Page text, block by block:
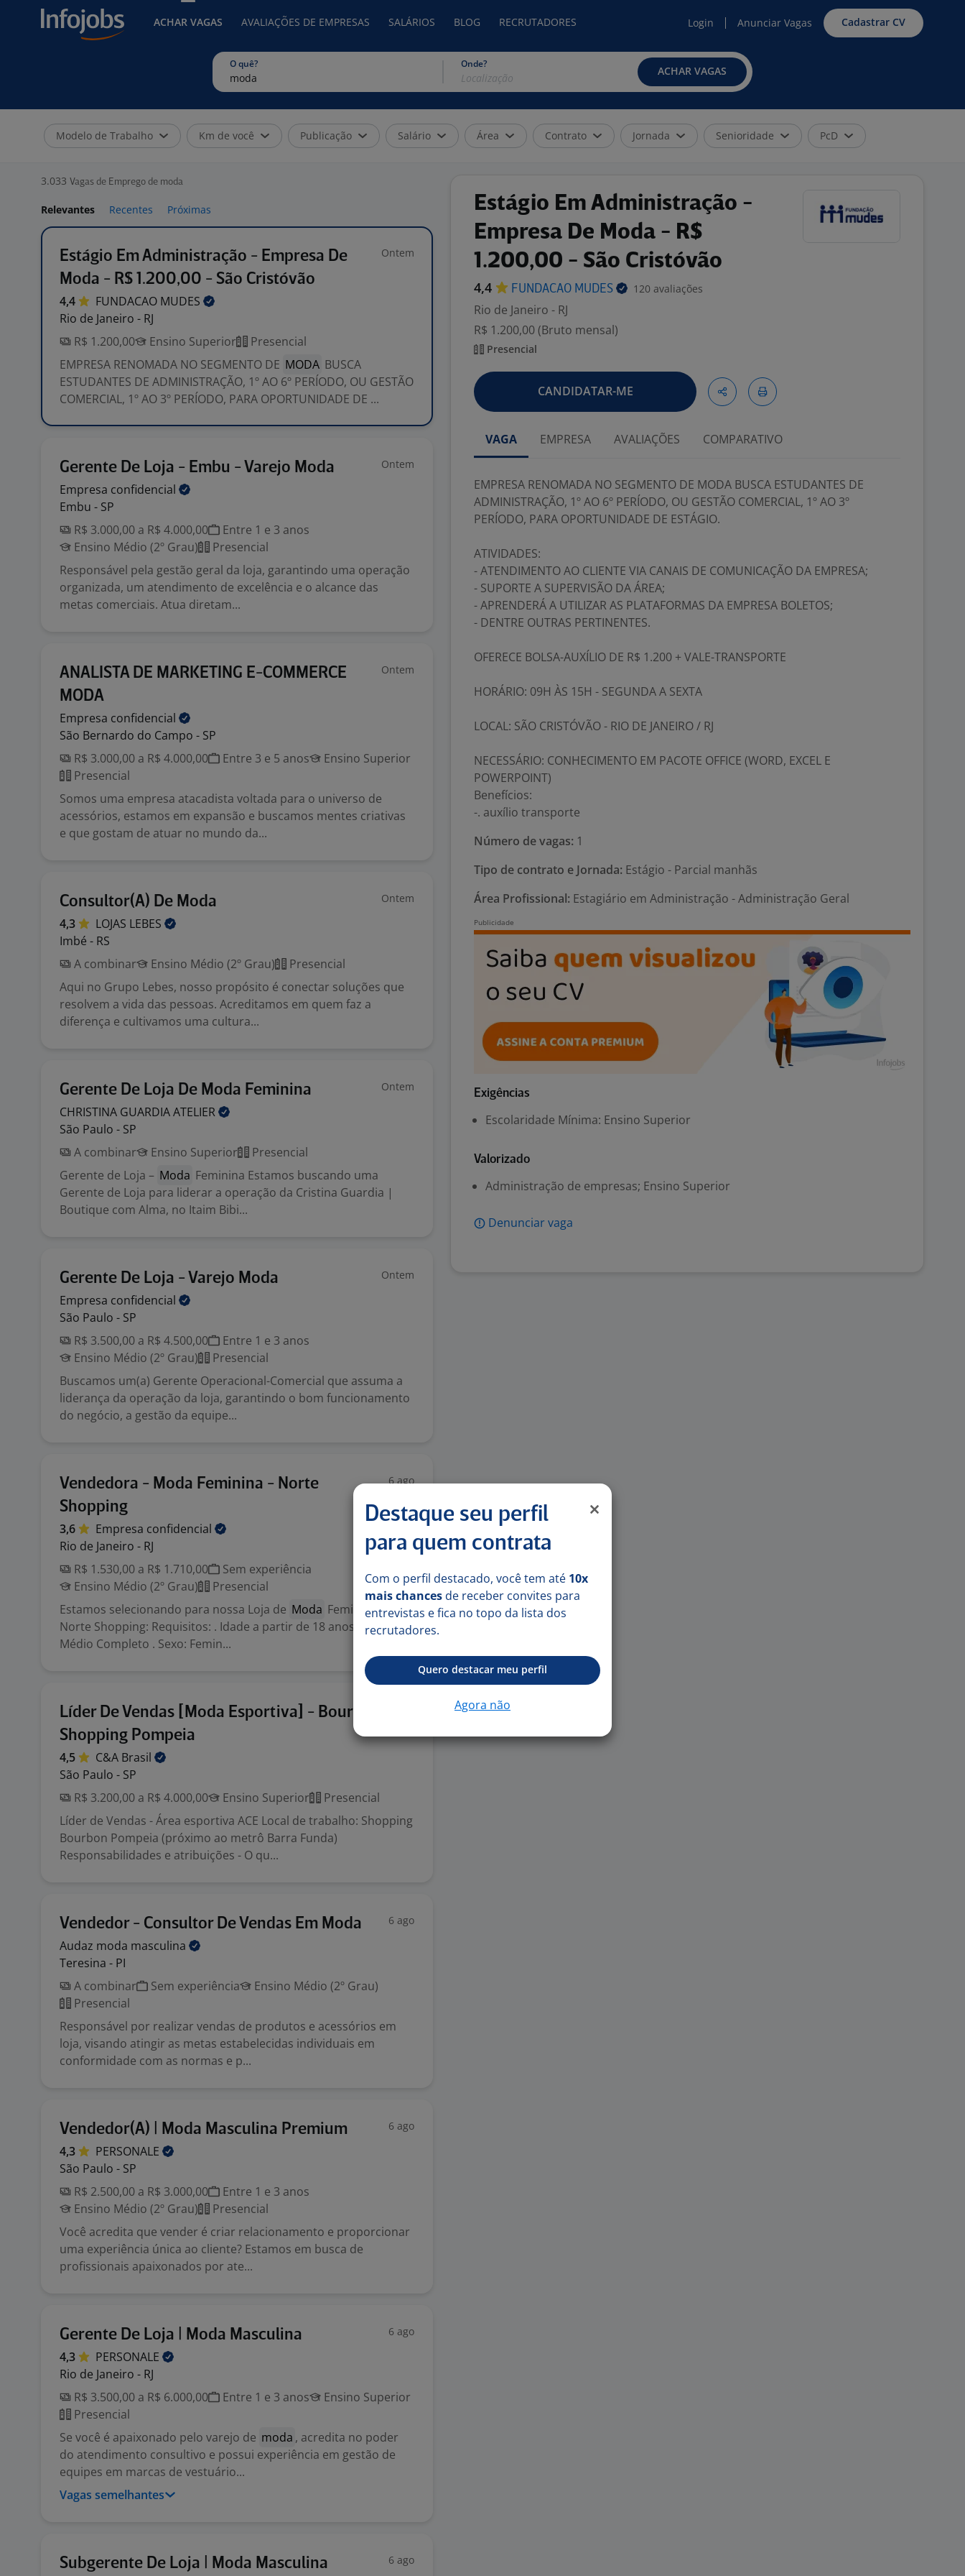
ACHAR VAGAS AVALIAÇÕES DE EMPRESAS SALÁRIOS BLOG RECRUTADORES Login Anunciar Vagas Cadastrar CV
O quê? Onde?
ACHAR VAGAS
Modelo de Trabalho Km de você Publicação Salário Área Contrato Jornada Senioridade PcD
3.033 Vagas de Emprego de moda
Relevantes Recentes Próximas
Estágio Em Administração - Empresa De
Moda - R$ 1.200,00 - São Cristóvão
Ontem
4,4 FUNDACAO MUDES
Rio de Janeiro - RJ
R$ 1.200,00
Ensino Superior
Presencial
EMPRESA RENOMADA NO SEGMENTO DE MODA BUSCA
ESTUDANTES DE ADMINISTRAÇÃO, 1º AO 6º PERÍODO, OU GESTÃO
COMERCIAL, 1º AO 3º PERÍODO, PARA OPORTUNIDADE DE ...
Gerente De Loja - Embu - Varejo Moda Ontem
Empresa confidencial
Embu - SP
R$ 3.000,00 a R$ 4.000,00
Entre 1 e 3 anos
Ensino Médio (2º Grau)
Presencial
Responsável pela gestão geral da loja, garantindo uma operação
organizada, um atendimento de excelência e o alcance das
metas comerciais. Atua diretam...
ANALISTA DE MARKETING E-COMMERCE
MODA
Ontem
Empresa confidencial
São Bernardo do Campo - SP
R$ 3.000,00 a R$ 4.000,00
Entre 3 e 5 anos
Ensino Superior
Presencial
Somos uma empresa atacadista voltada para o universo de
acessórios, estamos em expansão e buscamos mentes criativas
e que gostam de atuar no mundo da...
Consultor(A) De Moda Ontem
4,3 LOJAS LEBES
Imbé - RS
A combinar
Ensino Médio (2º Grau)
Presencial
Aqui no Grupo Lebes, nosso propósito é conectar soluções que
resolvem a vida das pessoas. Acreditamos em quem faz a
diferença e cultivamos uma cultura...
Gerente De Loja De Moda Feminina Ontem
CHRISTINA GUARDIAATELIER
São Paulo - SP
A combinar
Ensino Superior
Presencial
Gerente de Loja – Moda Feminina Estamos buscando uma
Gerente de Loja para liderar a operação da Cristina Guardia |
Boutique com Alma, no Itaim Bibi...
Gerente De Loja - Varejo Moda Ontem
Empresa confidencial
São Paulo - SP
R$ 3.500,00 a R$ 4.500,00
Entre 1 e 3 anos
Ensino Médio (2º Grau)
Presencial
Buscamos um(a) Gerente Operacional-Comercial que assuma a
liderança da operação da loja, garantindo o bom funcionamento
do negócio, a gestão da equipe...
Vendedora - Moda Feminina - Norte
Shopping
6 ago
3,6 Empresa confidencial
Rio de Janeiro - RJ
R$ 1.530,00 a R$ 1.710,00
Sem experiência
Ensino Médio (2º Grau)
Presencial
Estamos selecionando para nossa Loja de Moda Feminina do
Norte Shopping: Requisitos: . Idade a partir de 18 anos . Ensino
Médio Completo . Sexo: Femin...
Líder De Vendas [Moda Esportiva] - Bourbon
Shopping Pompeia
4,5 C&A Brasil
São Paulo - SP
R$ 3.200,00 a R$ 4.000,00
Ensino Superior
Presencial
Líder de Vendas - Área esportiva ACE Local de trabalho: Shopping
Bourbon Pompeia (próximo ao metrô Barra Funda)
Responsabilidades e atribuições - O qu...
Vendedor - Consultor De Vendas Em Moda 6 ago
Audaz moda masculina
Teresina - PI
A combinar
Sem experiência
Ensino Médio (2º Grau)
Presencial
Responsável por realizar vendas de produtos e acessórios em
loja, visando atingir as metas estabelecidas individuais em
conformidade com as normas e p...
Vendedor(A) | Moda Masculina Premium 6 ago
4,3
PERSONALE
São Paulo - SP
R$ 2.500,00 a R$ 3.000,00
Entre 1 e 3 anos
Ensino Médio (2º Grau)
Presencial
Você acredita que vender é criar relacionamento e proporcionar
uma experiência única ao cliente? Estamos em busca de
profissionais apaixonados por ate...
Gerente De Loja | Moda Masculina 6 ago
4,3
PERSONALE
Rio de Janeiro - RJ
R$ 3.500,00 a R$ 6.000,00
Entre 1 e 3 anos
Ensino Superior
Presencial
Se você é apaixonado pelo varejo de moda , acredita no poder
do atendimento consultivo e possui experiência em gestão de
equipes em marcas de vestuário...
Vagas semelhantes
Subgerente De Loja | Moda Masculina 6 ago
Estágio Em Administração -
Empresa De Moda - R$
1.200,00 - São Cristóvão
4,4 FUNDACAO MUDES 120 avaliações
Rio de Janeiro - RJ
R$ 1.200,00 (Bruto mensal)
Presencial
CANDIDATAR-ME
VAGA EMPRESA AVALIAÇÕES COMPARATIVO
EMPRESA RENOMADA NO SEGMENTO DE MODA BUSCA ESTUDANTES DE
ADMINISTRAÇÃO, 1º AO 6º PERÍODO, OU GESTÃO COMERCIAL, 1º AO 3º
PERÍODO, PARA OPORTUNIDADE DE ESTÁGIO.
ATIVIDADES:
- ATENDIMENTO AO CLIENTE VIA CANAIS DE COMUNICAÇÃO DA EMPRESA;
- SUPORTE A SUPERVISÃO DA ÁREA;
- APRENDERÁ A UTILIZAR AS PLATAFORMAS DA EMPRESA BOLETOS;
- DENTRE OUTRAS PERTINENTES.
OFERECE BOLSA-AUXÍLIO DE R$ 1.200 + VALE-TRANSPORTE
HORÁRIO: 09H ÀS 15H - SEGUNDA A SEXTA
LOCAL: SÃO CRISTÓVÃO - RIO DE JANEIRO / RJ
NECESSÁRIO: CONHECIMENTO EM PACOTE OFFICE (WORD, EXCEL E
POWERPOINT)
Benefícios:
-. auxílio transporte
Número de vagas: 1
Tipo de contrato e Jornada: Estágio - Parcial manhãs
Área Profissional: Estagiário em Administração - Administração Geral
Exigências
Escolaridade Mínima: Ensino Superior
Valorizado
Administração de empresas; Ensino Superior
Denunciar vaga
Destaque seu perfil
para quem contrata
Com o perfil destacado, você tem até 10x
mais chances de receber convites para
entrevistas e fica no topo da lista dos
recrutadores.
Quero destacar meu perfil
Agora não